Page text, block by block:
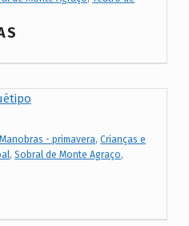
- primavera,Crianças e
,Sobral de Monte Agraço,